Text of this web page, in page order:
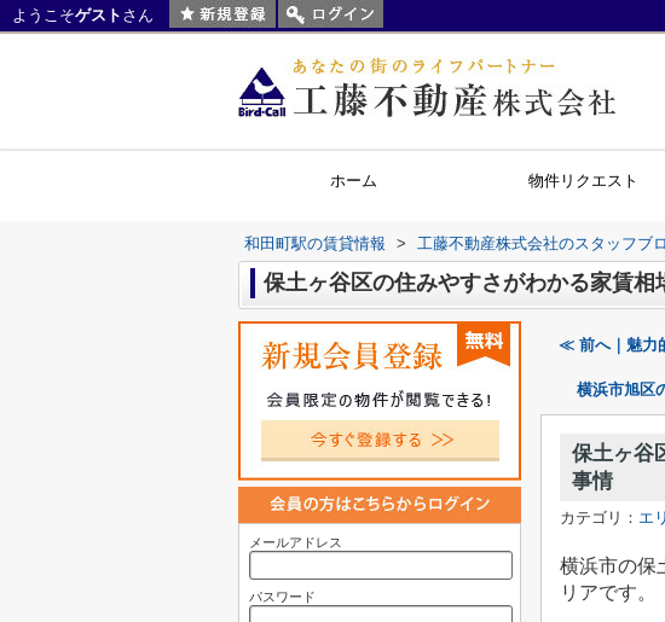
ようこそゲスト さん
ホーム 物件リクエスト
和田町駅の賃貸情報 > 工藤不動産株式会社のスタッフブ
保土ヶ谷区の住みやすさがわかる家賃相
≪ 前へ｜魅力
横浜市旭区
保土ヶ谷
事情
カテゴリ： エ
横浜市の保
リアです。
メールアドレス
パスワード